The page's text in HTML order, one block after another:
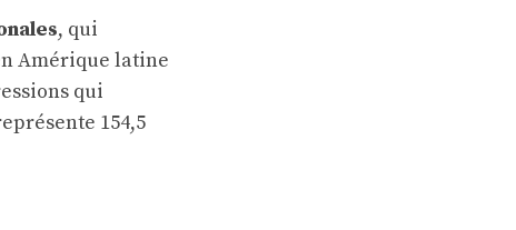
, qui
Amérique latine
qui
154,5